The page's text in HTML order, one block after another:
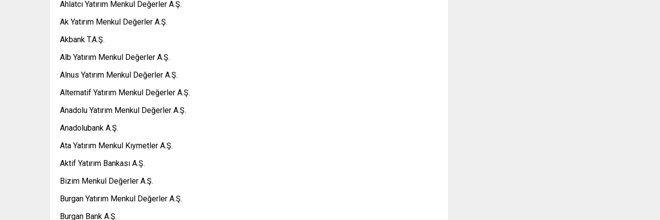
Ahlatcı Yatırım Menkul Değerler A.Ş.
Ak Yatırım Menkul Değerler A.Ş.
Akbank T.A.Ş.
Alb Yatırım Menkul Değerler A.Ş.
Alnus Yatırım Menkul Değerler A.Ş.
Alternatif Yatırım Menkul Değerler A.Ş.
Anadolu Yatırım Menkul Değerler A.Ş.
Anadolubank A.Ş.
Ata Yatırım Menkul Kıymetler A.Ş.
Aktif Yatırım Bankası A.Ş.
Bizim Menkul Değerler A.Ş.
Burgan Yatırım Menkul Değerler A.Ş.
Burgan Bank A.Ş.